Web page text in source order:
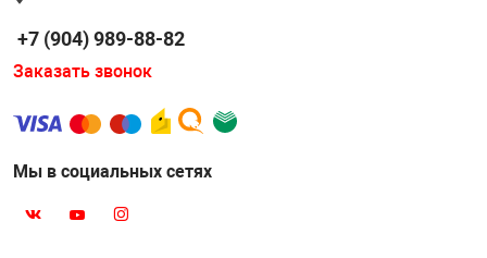
+7 (904) 989-88-82
Заказать звонок
Мы в социальных сетях